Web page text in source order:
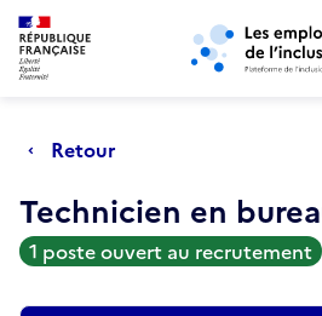
Aller au menu principal Aller au
Retour
Technicien en
1 poste ouvert au recrutement
Retour au début de la page
Panneau de gestion des cookies